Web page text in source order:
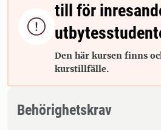

till för
Den här kursen finns
kurstillfälle.
Behörighetskrav